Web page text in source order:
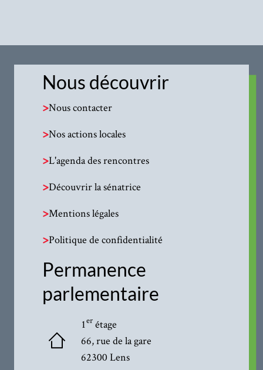
Nous découvrir
>Nous contacter
>Nos actions locales
>L'agenda des rencontres
>Découvrir la sénatrice
>Mentions légales
>Politique de confidentialité
Permanence
parlementaire
1erétage
66, rue de la gare
62300 Lens